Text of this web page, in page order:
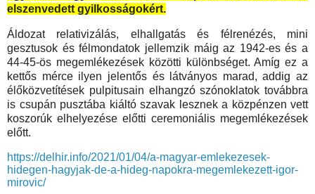
elszenvedett gyilkosságokért.
Áldozat relativizálás, elhallgatás és félrenézés, mini
gesztusok és félmondatok jellemzik máig az 1942-es és a
44-45-ös megemlékezések közötti különbséget. Amíg ez a
kettős mérce ilyen jelentős és látványos marad, addig az
élőközvetítések pulpitusain elhangzó szónoklatok továbbra
is csupán pusztába kiáltó szavak lesznek a közpénzen vett
koszorúk elhelyezése előtti ceremoniális megemlékezések
előtt.
https://delhir.info/2021/01/04/a-magyar-emlekezesek-
hidegen-hagyjak-de-a-hideg-napokra-megemlekezett-igor-
mirovic/